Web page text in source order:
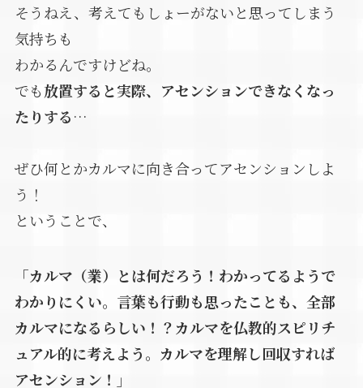
そうねえ、考えてもしょーがないと思ってしまう
気持ちも
わかるんですけどね。
でも放置すると実際、アセンションできなくなっ
たりする…
ぜひ何とかカルマに向き合ってアセンションしよ
う！
ということで、
「カルマ（業）とは何だろう！わかってるようで
わかりにくい。言葉も行動も思ったことも、全部
カルマになるらしい！？カルマを仏教的スピリチ
ュアル的に考えよう。カルマを理解し回収すれば
アセンション！」